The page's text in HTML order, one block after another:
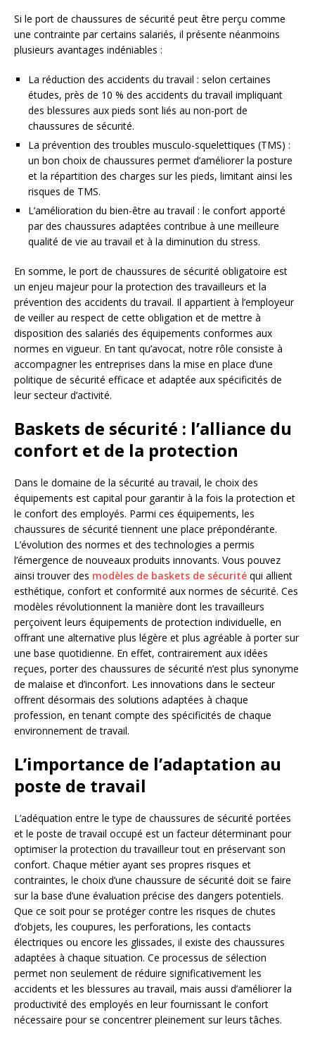
Si le port de chaussures de sécurité peut être perçu comme
une contrainte par certains salariés, il présente néanmoins
plusieurs avantages indéniables :
La réduction des accidents du travail : selon certaines
études, près de 10 % des accidents du travail impliquant
des blessures aux pieds sont liés au non-port de
chaussures de sécurité.
La prévention des troubles musculo-squelettiques (TMS) :
un bon choix de chaussures permet d’améliorer la posture
et la répartition des charges sur les pieds, limitant ainsi les
risques de TMS.
L’amélioration du bien-être au travail : le confort apporté
par des chaussures adaptées contribue à une meilleure
qualité de vie au travail et à la diminution du stress.
En somme, le port de chaussures de sécurité obligatoire est
un enjeu majeur pour la protection des travailleurs et la
prévention des accidents du travail. Il appartient à l’employeur
de veiller au respect de cette obligation et de mettre à
disposition des salariés des équipements conformes aux
normes en vigueur. En tant qu’avocat, notre rôle consiste à
accompagner les entreprises dans la mise en place d’une
politique de sécurité efficace et adaptée aux spécificités de
leur secteur d’activité.
Baskets de sécurité : l’alliance du
confort et de la protection
Dans le domaine de la sécurité au travail, le choix des
équipements est capital pour garantir à la fois la protection et
le confort des employés. Parmi ces équipements, les
chaussures de sécurité tiennent une place prépondérante.
L’évolution des normes et des technologies a permis
l’émergence de nouveaux produits innovants. Vous pouvez
ainsi trouver des modèles de baskets de sécurité qui allient
esthétique, confort et conformité aux normes de sécurité. Ces
modèles révolutionnent la manière dont les travailleurs
perçoivent leurs équipements de protection individuelle, en
offrant une alternative plus légère et plus agréable à porter sur
une base quotidienne. En effet, contrairement aux idées
reçues, porter des chaussures de sécurité n’est plus synonyme
de malaise et d’inconfort. Les innovations dans le secteur
offrent désormais des solutions adaptées à chaque
profession, en tenant compte des spécificités de chaque
environnement de travail.
L’importance de l’adaptation au
poste de travail
L’adéquation entre le type de chaussures de sécurité portées
et le poste de travail occupé est un facteur déterminant pour
optimiser la protection du travailleur tout en préservant son
confort. Chaque métier ayant ses propres risques et
contraintes, le choix d’une chaussure de sécurité doit se faire
sur la base d’une évaluation précise des dangers potentiels.
Que ce soit pour se protéger contre les risques de chutes
d’objets, les coupures, les perforations, les contacts
électriques ou encore les glissades, il existe des chaussures
adaptées à chaque situation. Ce processus de sélection
permet non seulement de réduire significativement les
accidents et les blessures au travail, mais aussi d’améliorer la
productivité des employés en leur fournissant le confort
nécessaire pour se concentrer pleinement sur leurs tâches.